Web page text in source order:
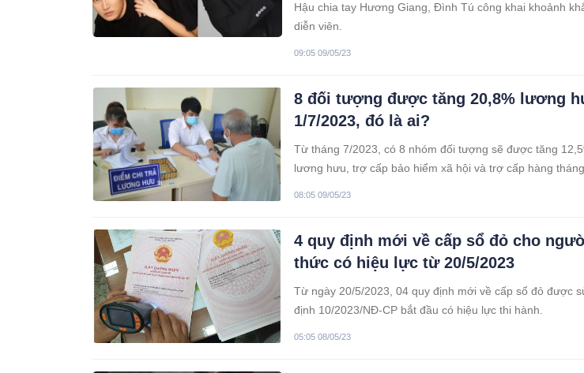
Hậu chia tay Hương Giang, Đình Tú công khai khoảnh
diễn viên.
09:05 09/05/23
8 đối tượng được tăng 20,8% lương
1/7/2023, đó là ai?
Từ tháng 7/2023, có 8 nhóm đối tượng sẽ được tăng
lương hưu, trợ cấp bảo hiểm xã hội và trợ cấp hàng tháng.
08:05 09/05/23
4 quy định mới về cấp sổ đỏ cho
thức có hiệu lực từ 20/5/2023
Từ ngày 20/5/2023, 04 quy định mới về cấp sổ đỏ được
định 10/2023/NĐ-CP bắt đầu có hiệu lực thi hành.
05:05 08/05/23